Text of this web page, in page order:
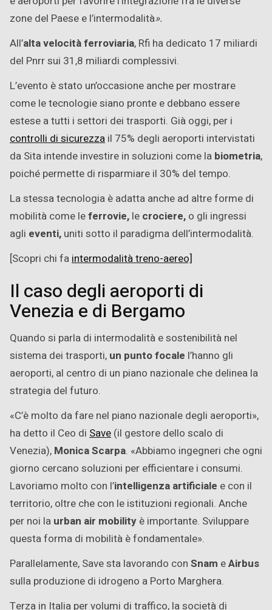
zone del Paese e l’intermodalità».
All’alta velocità ferroviaria, Rfi ha dedicato 17 miliardi
del Pnrr sui 31,8 miliardi complessivi.
L’evento è stato un’occasione anche per mostrare
come le tecnologie siano pronte e debbano essere
estese a tutti i settori dei trasporti. Già oggi, per i
controlli di sicurezza il 75% degli aeroporti intervistati
da Sita intende investire in soluzioni come la biometria,
poiché permette di risparmiare il 30% del tempo.
La stessa tecnologia è adatta anche ad altre forme di
mobilità come leferrovie, le crociere, o gli ingressi
agli eventi, uniti sotto il paradigma dell’intermodalità.
[Scopri chi faintermodalità treno-aereo]
Il caso degli aeroporti di
Venezia e di Bergamo
Quando si parla di intermodalità e sostenibilità nel
sistema dei trasporti, un punto focale l’hanno gli
aeroporti, al centro di un piano nazionale che delinea la
strategia del futuro.
«C’è molto da fare nel piano nazionale degli aeroporti»,
ha detto il Ceo di Save (il gestore dello scalo di
Venezia), Monica Scarpa. «Abbiamo ingegneri che ogni
giorno cercano soluzioni per efficientare i consumi.
Lavoriamo molto con l’intelligenza artificiale e con il
territorio, oltre che con le istituzioni regionali. Anche
per noi la urban air mobility è importante. Sviluppare
questa forma di mobilità è fondamentale».
Parallelamente, Save sta lavorando con Snam eAirbus
sulla produzione di idrogeno a Porto Marghera.
Terza in Italia per volumi di traffico, la società di